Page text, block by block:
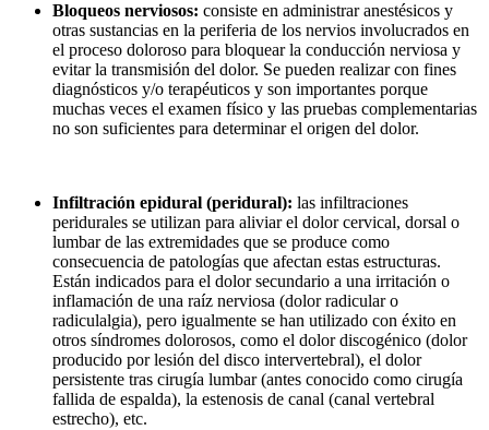
Bloqueos nerviosos: consiste en administrar anestésicos y
otras sustancias en la periferia de los nervios involucrados en
el proceso doloroso para bloquear la conducción nerviosa y
evitar la transmisión del dolor. Se pueden realizar con fines
diagnósticos y/o terapéuticos y son importantes porque
muchas veces el examen físico y las pruebas complementarias
no son suficientes para determinar el origen del dolor.
Infiltración epidural (peridural): las infiltraciones
peridurales se utilizan para aliviar el dolor cervical, dorsal o
lumbar de las extremidades que se produce como
consecuencia de patologías que afectan estas estructuras.
Están indicados para el dolor secundario a una irritación o
inflamación de una raíz nerviosa (dolor radicular o
radiculalgia), pero igualmente se han utilizado con éxito en
otros síndromes dolorosos, como el dolor discogénico (dolor
producido por lesión del disco intervertebral), el dolor
persistente tras cirugía lumbar (antes conocido como cirugía
fallida de espalda), la estenosis de canal (canal vertebral
estrecho), etc.